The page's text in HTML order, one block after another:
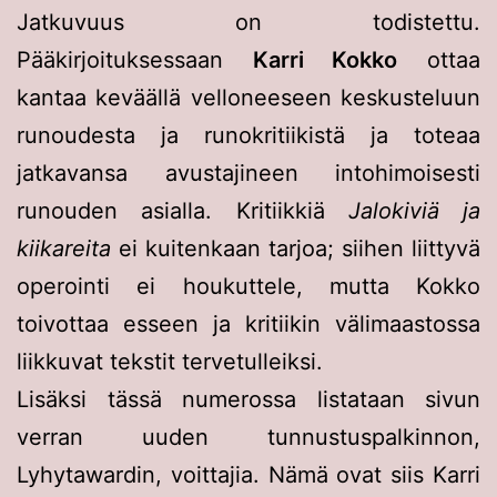
Jatkuvuus on todistettu.
Pääkirjoituksessaan Karri Kokko ottaa
kantaa keväällä velloneeseen keskusteluun
runoudesta ja runokritiikistä ja toteaa
jatkavansa avustajineen intohimoisesti
runouden asialla. Kritiikkiä Jalokiviä ja
kiikareita ei kuitenkaan tarjoa; siihen liittyvä
operointi ei houkuttele, mutta Kokko
toivottaa esseen ja kritiikin välimaastossa
liikkuvat tekstit tervetulleiksi.
Lisäksi tässä numerossa listataan sivun
verran uuden tunnustuspalkinnon,
Lyhytawardin, voittajia. Nämä ovat siis Karri